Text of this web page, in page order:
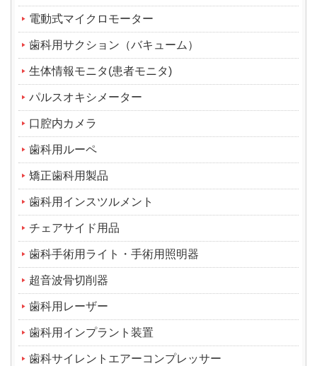
電動式マイクロモーター
歯科用サクション（バキューム）
生体情報モニタ(患者モニタ)
パルスオキシメーター
口腔内カメラ
歯科用ルーペ
矯正歯科用製品
歯科用インスツルメント
チェアサイド用品
歯科手術用ライト・手術用照明器
超音波骨切削器
歯科用レーザー
歯科用インプラント装置
歯科サイレントエアーコンプレッサー